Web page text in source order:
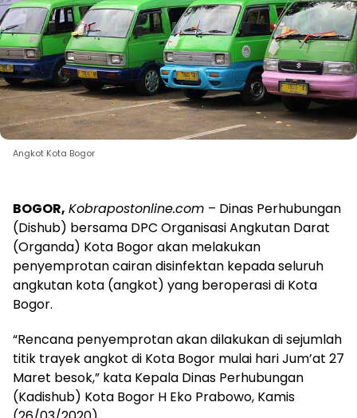
Angkot Kota Bogor
BOGOR, Kobrapostonline.com – Dinas Perhubungan
(Dishub) bersama DPC Organisasi Angkutan Darat
(Organda) Kota Bogor akan melakukan
penyemprotan cairan disinfektan kepada seluruh
angkutan kota (angkot) yang beroperasi di Kota
Bogor.
“Rencana penyemprotan akan dilakukan di sejumlah
titik trayek angkot di Kota Bogor mulai hari Jum’at 27
Maret besok,” kata Kepala Dinas Perhubungan
(Kadishub) Kota Bogor H Eko Prabowo, Kamis